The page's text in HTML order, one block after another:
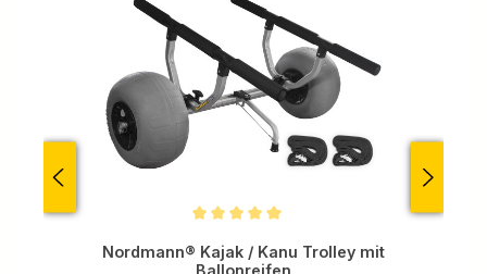
Nordmann® Kajak / Kanu Trolley mit